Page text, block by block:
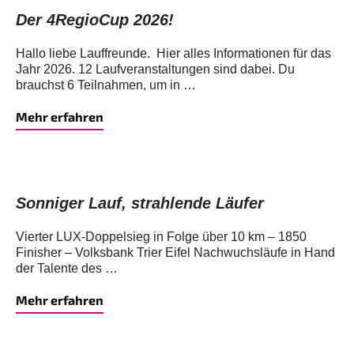
Der 4RegioCup 2026!
Hallo liebe Lauffreunde. Hier alles Informationen für das
Jahr 2026. 12 Laufveranstaltungen sind dabei. Du
brauchst 6 Teilnahmen, um in …
Mehr erfahren
Sonniger Lauf, strahlende Läufer
Vierter LUX-Doppelsieg in Folge über 10 km – 1850
Finisher – Volksbank Trier Eifel Nachwuchsläufe in Hand
der Talente des …
Mehr erfahren